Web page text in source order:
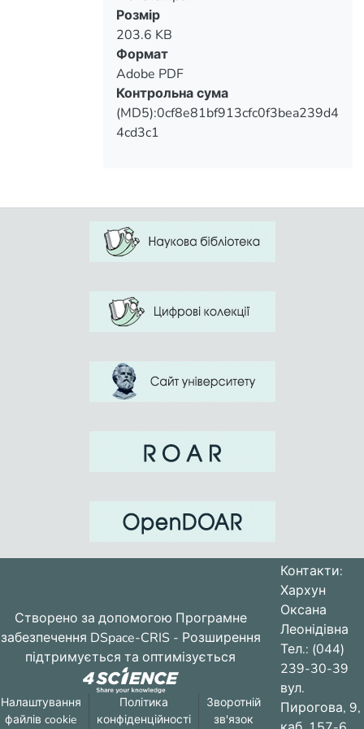
Розмір
203.6 KB
Формат
Adobe PDF
Контрольна сума
(MD5):0cf8e81bf913cfc0f3bea239d4
4cd3c1
Створено за допомогою Програмне
забезпечення DSpace-CRIS - Розширення
підтримується та оптимізується
Налаштування
файлів cookie
Політика
конфіденційності
Зворотній
зв'язок
Контакти:
Хархун
Оксана
Леонідівна
Тел.: (044)
239-30-39
вул.
Пирогова, 9,